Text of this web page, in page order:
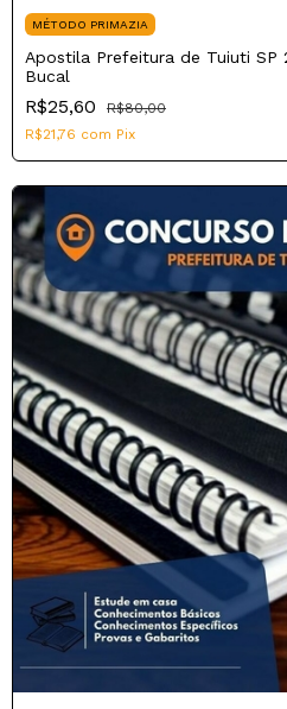
MÉTODO PRIMAZIA
Apostila Prefeitura de Tuiuti SP
Bucal
R$25,60
R$80,00
R$21,76 com Pix